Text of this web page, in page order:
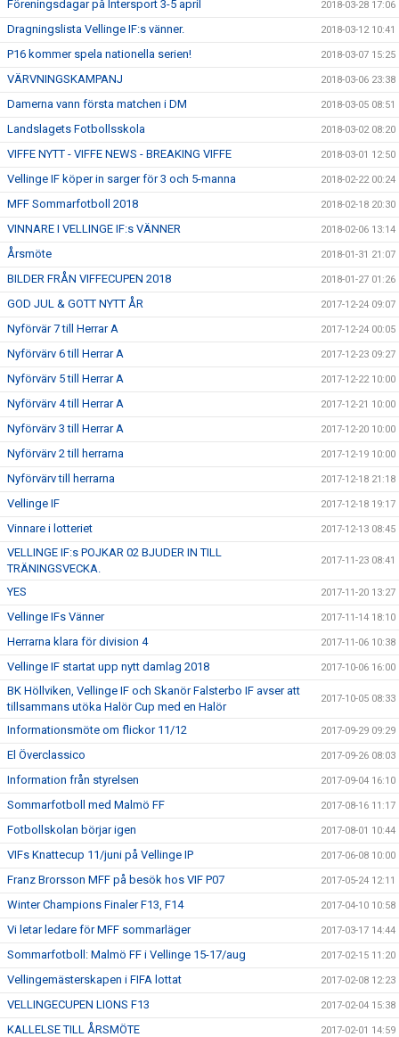
Föreningsdagar på Intersport 3-5 april 2018-03-28 17:06
Dragningslista Vellinge IF:s vänner. 2018-03-12 10:41
P16 kommer spela nationella serien! 2018-03-07 15:25
VÄRVNINGSKAMPANJ 2018-03-06 23:38
Damerna vann första matchen i DM 2018-03-05 08:51
Landslagets Fotbollsskola 2018-03-02 08:20
VIFFE NYTT - VIFFE NEWS - BREAKING VIFFE 2018-03-01 12:50
Vellinge IF köper in sarger för 3 och 5-manna 2018-02-22 00:24
MFF Sommarfotboll 2018 2018-02-18 20:30
VINNARE I VELLINGE IF:s VÄNNER 2018-02-06 13:14
Årsmöte 2018-01-31 21:07
BILDER FRÅN VIFFECUPEN 2018 2018-01-27 01:26
GOD JUL & GOTT NYTT ÅR 2017-12-24 09:07
Nyförvär 7 till Herrar A 2017-12-24 00:05
Nyförvärv 6 till Herrar A 2017-12-23 09:27
Nyförvärv 5 till Herrar A 2017-12-22 10:00
Nyförvärv 4 till Herrar A 2017-12-21 10:00
Nyförvärv 3 till Herrar A 2017-12-20 10:00
Nyförvärv 2 till herrarna 2017-12-19 10:00
Nyförvärv till herrarna 2017-12-18 21:18
Vellinge IF 2017-12-18 19:17
Vinnare i lotteriet 2017-12-13 08:45
VELLINGE IF:s POJKAR 02 BJUDER IN TILL
TRÄNINGSVECKA.
2017-11-23 08:41
YES 2017-11-20 13:27
Vellinge IFs Vänner 2017-11-14 18:10
Herrarna klara för division 4 2017-11-06 10:38
Vellinge IF startat upp nytt damlag 2018 2017-10-06 16:00
BK Höllviken, Vellinge IF och Skanör Falsterbo IF avser att
tillsammans utöka Halör Cup med en Halör
2017-10-05 08:33
Informationsmöte om flickor 11/12 2017-09-29 09:29
El Överclassico 2017-09-26 08:03
Information från styrelsen 2017-09-04 16:10
Sommarfotboll med Malmö FF 2017-08-16 11:17
Fotbollskolan börjar igen 2017-08-01 10:44
VIFs Knattecup 11/juni på Vellinge IP 2017-06-08 10:00
Franz Brorsson MFF på besök hos VIF P07 2017-05-24 12:11
Winter Champions Finaler F13, F14 2017-04-10 10:58
Vi letar ledare för MFF sommarläger 2017-03-17 14:44
Sommarfotboll: Malmö FF i Vellinge 15-17/aug 2017-02-15 11:20
Vellingemästerskapen i FIFA lottat 2017-02-08 12:23
VELLINGECUPEN LIONS F13 2017-02-04 15:38
KALLELSE TILL ÅRSMÖTE 2017-02-01 14:59